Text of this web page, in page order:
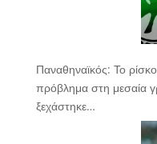
Παναθηναϊκός: Το
πρόβλημα στη μεσαία
ξεχάστηκε…